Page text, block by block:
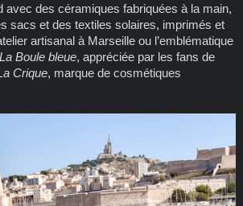
avec des céramiques fabriquées à la main,
sacs et des textiles solaires, imprimés et
artisanal à Marseille ou l’emblématique
La Boule bleue, appréciée par les fans de
Crique, marque de cosmétiques